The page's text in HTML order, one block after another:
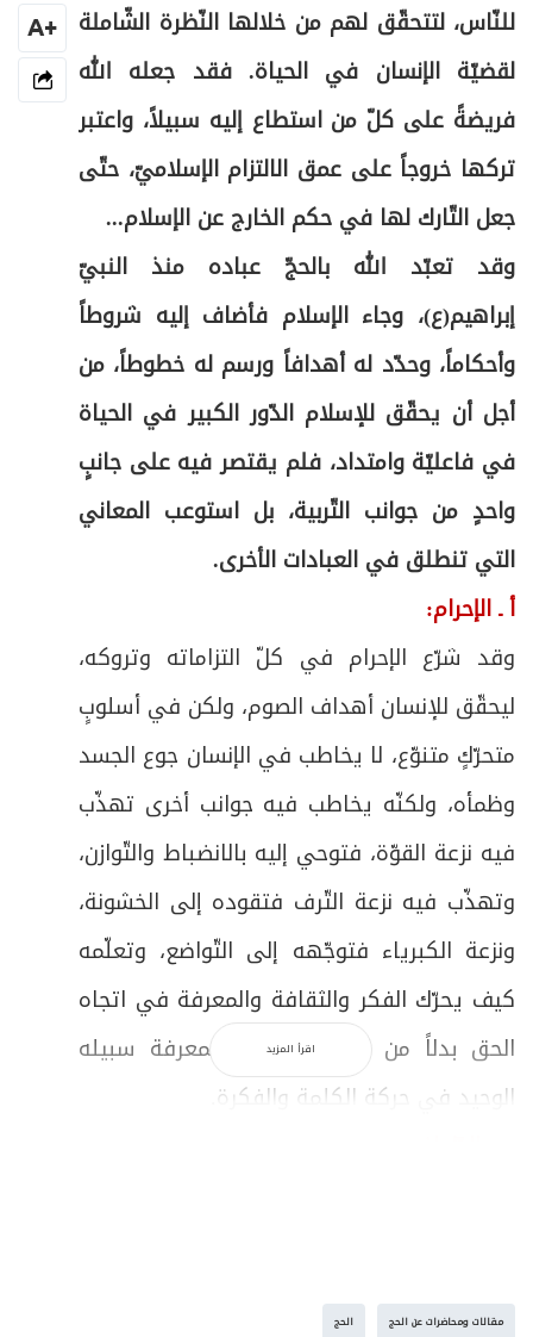
للنّاس، لتتحقّق لهم من خلالها النّظرة الشّاملة
لقضيّة الإنسان في الحياة. فقد جعله الله
فريضةً على كلّ من استطاع إليه سبيلاً، واعتبر
تركها خروجاً على عمق الالتزام الإسلاميّ، حتّى
جعل التّارك لها في حكم الخارج عن الإسلام...
وقد تعبّد الله بالحجّ عباده منذ النبيّ
إبراهيم(ع)، وجاء الإسلام فأضاف إليه شروطاً
وأحكاماً، وحدّد له أهدافاً ورسم له خطوطاً، من
أجل أن يحقّق للإسلام الدّور الكبير في الحياة
في فاعليّة وامتداد، فلم يقتصر فيه على جانبٍ
واحدٍ من جوانب التّربية، بل استوعب المعاني
التي تنطلق في العبادات الأخرى.
أ ـ الإحرام:
وقد شرّع الإحرام في كلّ التزاماته وتروكه،
ليحقّق للإنسان أهداف الصوم، ولكن في أسلوبٍ
متحرّكٍ متنوّع، لا يخاطب في الإنسان جوع الجسد
وظمأه، ولكنّه يخاطب فيه جوانب أخرى تهذّب
فيه نزعة القوّة، فتوحي إليه بالانضباط والتّوازن،
وتهذّب فيه نزعة التّرف فتقوده إلى الخشونة،
ونزعة الكبرياء فتوجّهه إلى التّواضع، وتعلّمه
كيف يحرّك الفكر والثقافة والمعرفة في اتجاه
الحق بدلاً من الباطل، لتبقى المعرفة سبيله
الوحيد في حركة الكلمة والفكرة.
اقرأ المزيد
+A
مقالات ومحاضرات عن الحج الحج